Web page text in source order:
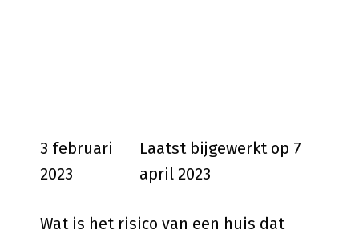
7
april 2023
3 februari
2023
Wat is het risico van een huis dat